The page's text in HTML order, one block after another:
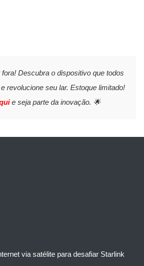
fora! Descubra o dispositivo que todos
revolucione seu lar. Estoque limitado!
e seja parte da inovação. 🌟
via satélite para desafiar Starlink